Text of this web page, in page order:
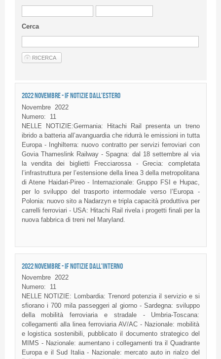
Cerca
2022 NOVEMBRE - IF NOTIZIE DALL'ESTERO
Novembre
2022
Numero:
11
NELLE NOTIZIE:Germania: Hitachi Rail presenta un treno
ibrido a batteria all’avanguardia che ridurrà le emissioni in tutta
Europa - Inghilterra: nuovo contratto per servizi ferroviari con
Govia Thameslink Railway - Spagna: dal 18 settembre al via
la vendita dei biglietti Frecciarossa - Grecia: completata
l’infrastruttura per l’estensione della linea 3 della metropolitana
di Atene Haidari-Pireo - Internazionale: Gruppo FSI e Hupac,
per lo sviluppo del trasporto intermodale verso l’Europa -
Polonia: nuovo sito a Nadarzyn e tripla capacità produttiva per
carrelli ferroviari - USA: Hitachi Rail rivela i progetti finali per la
nuova fabbrica di treni nel Maryland.
2022 NOVEMBRE - IF NOTIZIE DALL'INTERNO
Novembre 2022
Numero:
11
NELLE NOTIZIE: Lombardia: Trenord potenzia il servizio e si
sfiorano i 700 mila passeggeri al giorno - Sardegna: sviluppo
della mobilità ferroviaria e stradale - Umbria-Toscana:
collegamenti alla linea ferroviaria AV/AC - Nazionale: mobilità
e logistica sostenibili, pubblicato il documento strategico del
MIMS - Nazionale: aumentano i collegamenti tra il Quadrante
Europa e il Sud Italia - Nazionale: mercato auto in rialzo del